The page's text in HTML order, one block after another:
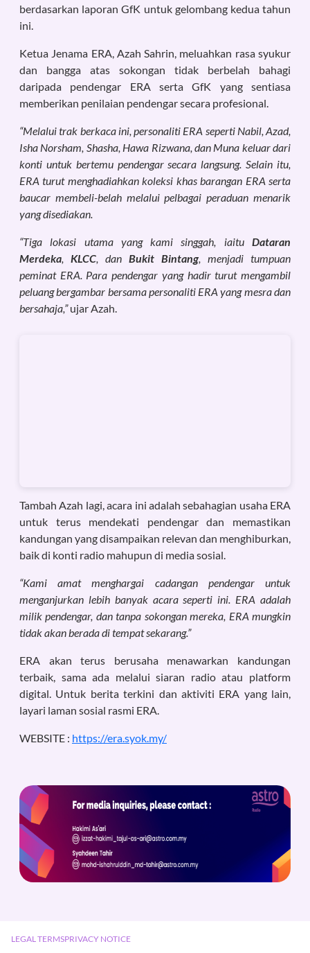
berdasarkan laporan GfK untuk gelombang kedua tahun
ini.
Ketua Jenama ERA, Azah Sahrin, meluahkan rasa syukur
dan bangga atas sokongan tidak berbelah bahagi
daripada pendengar ERA serta GfK yang sentiasa
memberikan penilaian pendengar secara profesional.
“Melalui trak berkaca ini, personaliti ERA seperti Nabil, Azad,
Isha Norsham, Shasha, Hawa Rizwana, dan Muna keluar dari
konti untuk bertemu pendengar secara langsung. Selain itu,
ERA turut menghadiahkan koleksi khas barangan ERA serta
baucar membeli-belah melalui pelbagai peraduan menarik
yang disediakan.
“Tiga lokasi utama yang kami singgah, iaitu Dataran
Merdeka, KLCC, dan Bukit Bintang, menjadi tumpuan
peminat ERA. Para pendengar yang hadir turut mengambil
peluang bergambar bersama personaliti ERA yang mesra dan
bersahaja,”ujar Azah.
Tambah Azah lagi, acara ini adalah sebahagian usaha ERA
untuk terus mendekati pendengar dan memastikan
kandungan yang disampaikan relevan dan menghiburkan,
baik di konti radio mahupun di media sosial.
“Kami amat menghargai cadangan pendengar untuk
menganjurkan lebih banyak acara seperti ini. ERA adalah
milik pendengar, dan tanpa sokongan mereka, ERA mungkin
tidak akan berada di tempat sekarang.”
ERA akan terus berusaha menawarkan kandungan
terbaik, sama ada melalui siaran radio atau platform
digital. Untuk berita terkini dan aktiviti ERA yang lain,
layari laman sosial rasmi ERA.
WEBSITE : https://era.syok.my/
LEGAL TERMSPRIVACY NOTICE